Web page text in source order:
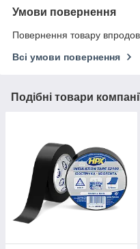
Умови повернення
Повернення товару
Всі умови повернення
Подібні товари